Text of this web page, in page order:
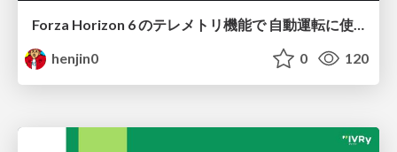
Forza Horizon 6 のテレメトリ機能で 自動運転に使えそうな学習データを集める話
henjin0
0 120